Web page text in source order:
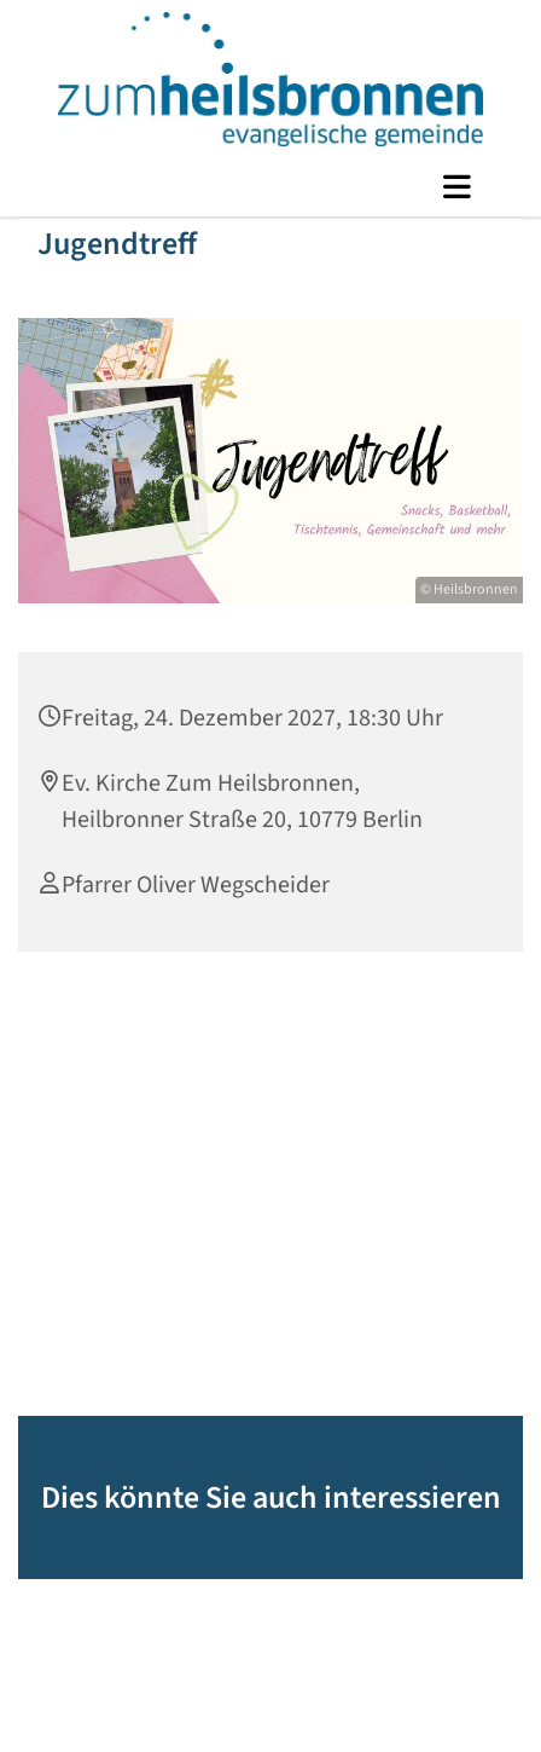
Jugendtreff
© Heilsbronnen
Freitag, 24. Dezember 2027, 18:30 Uhr
Ev. Kirche Zum Heilsbronnen,
Heilbronner Straße 20, 10779 Berlin
Pfarrer Oliver Wegscheider
Dies könnte Sie auch interessieren